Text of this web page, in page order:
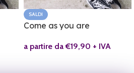
SALDI
Come as you are
a partire da€19,90 + IVA